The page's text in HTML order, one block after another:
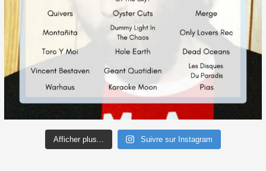
Afficher plus... Suivre sur Instagram